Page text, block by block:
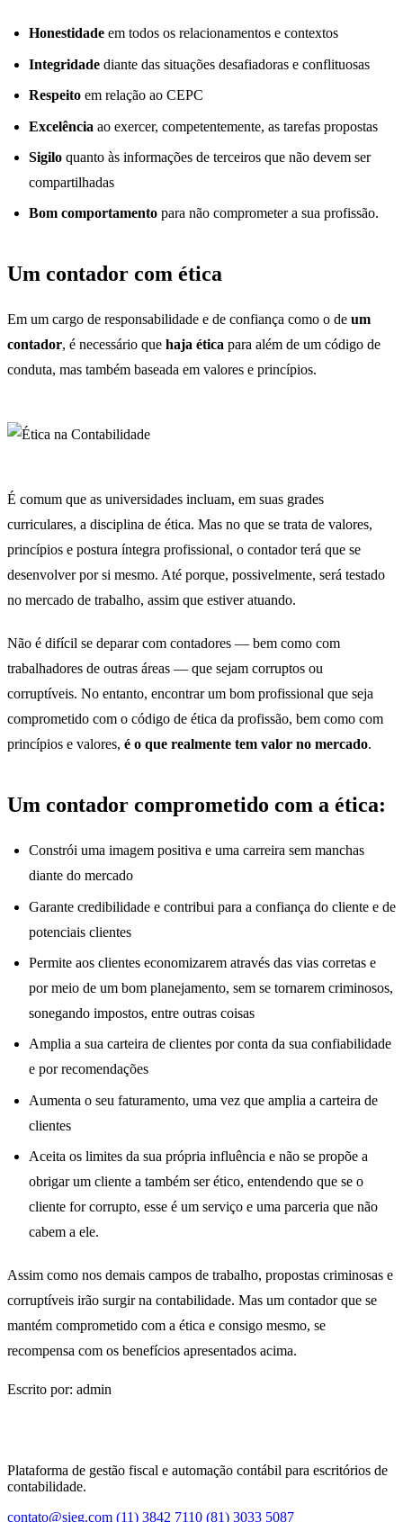
Honestidade em todos os relacionamentos e contextos
Integridade diante das situações desafiadoras e conflituosas
Respeito em relação ao CEPC
Excelência ao exercer, competentemente, as tarefas propostas
Sigilo quanto às informações de terceiros que não devem ser
compartilhadas
Bom comportamento para não comprometer a sua profissão.
Um contador com ética
Em um cargo de responsabilidade e de confiança como o de um
contador, é necessário que haja ética para além de um código de
conduta, mas também baseada em valores e princípios.
É comum que as universidades incluam, em suas grades
curriculares, a disciplina de ética. Mas no que se trata de valores,
princípios e postura íntegra profissional, o contador terá que se
desenvolver por si mesmo. Até porque, possivelmente, será testado
no mercado de trabalho, assim que estiver atuando.
Não é difícil se deparar com contadores — bem como com
trabalhadores de outras áreas — que sejam corruptos ou
corruptíveis. No entanto, encontrar um bom profissional que seja
comprometido com o código de ética da profissão, bem como com
princípios e valores, é o que realmente tem valor no mercado.
Um contador comprometido com a ética:
Constrói uma imagem positiva e uma carreira sem manchas
diante do mercado
Garante credibilidade e contribui para a confiança do cliente e de
potenciais clientes
Permite aos clientes economizarem através das vias corretas e
por meio de um bom planejamento, sem se tornarem criminosos,
sonegando impostos, entre outras coisas
Amplia a sua carteira de clientes por conta da sua confiabilidade
e por recomendações
Aumenta o seu faturamento, uma vez que amplia a carteira de
clientes
Aceita os limites da sua própria influência e não se propõe a
obrigar um cliente a também ser ético, entendendo que se o
cliente for corrupto, esse é um serviço e uma parceria que não
cabem a ele.
Assim como nos demais campos de trabalho, propostas criminosas e
corruptíveis irão surgir na contabilidade. Mas um contador que se
mantém comprometido com a ética e consigo mesmo, se
recompensa com os benefícios apresentados acima.
Escrito por: admin
Plataforma de gestão fiscal e automação contábil para escritórios de
contabilidade.
contato@sieg.com (11) 3842 7110 (81) 3033 5087